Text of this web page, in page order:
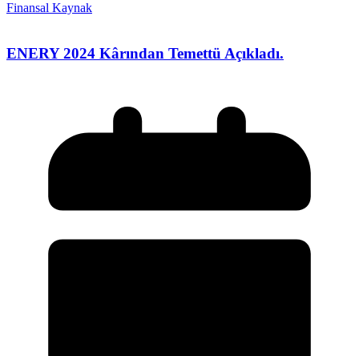
Finansal Kaynak
ENERY 2024 Kârından Temettü Açıkladı.